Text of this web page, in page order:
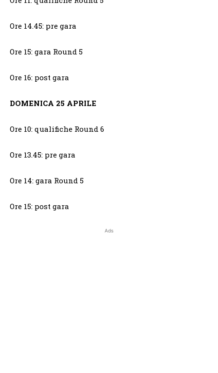
Ore 14.45: pre gara
Ore 15: gara Round 5
Ore 16: post gara
DOMENICA 25 APRILE
Ore 10: qualifiche Round 6
Ore 13.45: pre gara
Ore 14: gara Round 5
Ore 15: post gara
Ads